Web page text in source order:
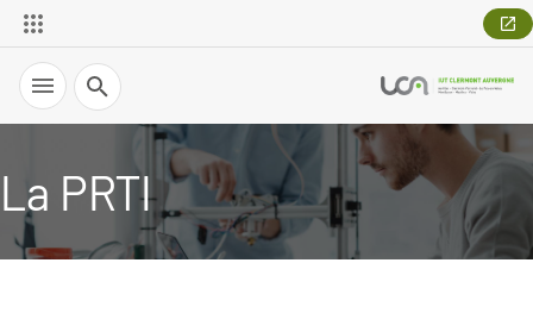
Recherche
La PRTI